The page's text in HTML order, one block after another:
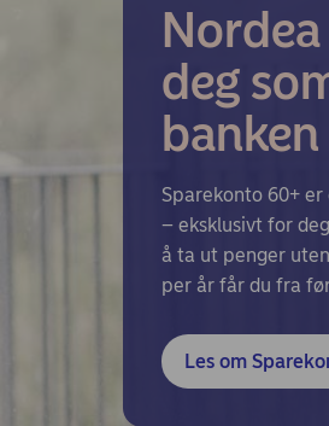
deg
Sparekonto 60+
– eksklusivt for
å ta ut penger
per år får du fra
Les om